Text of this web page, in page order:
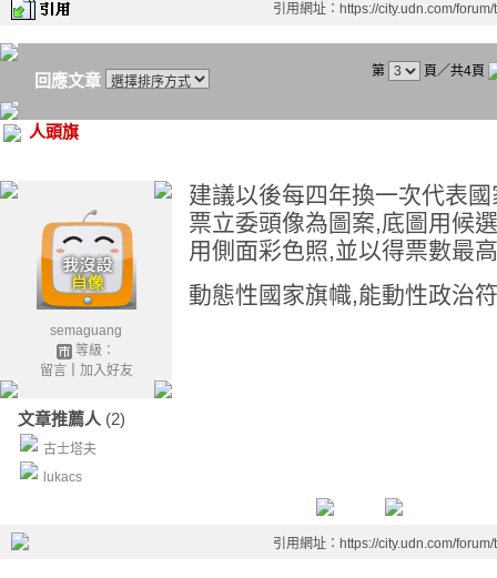
引用網址：https://city.udn.com/
回應文章 第 頁／共4頁
人頭旗
semaguang
等級：
留言｜ 加入好友
文章推薦人 (2)
古士塔夫
lukacs
建議以後每四年換一次代表
票立委頭像為圖案,底圖用候
用側面彩色照,並以得票數最
動態性國家旗幟,能動性政治
引用網址：https://city.udn.com/